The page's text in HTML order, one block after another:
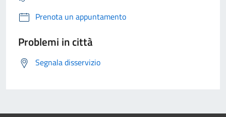
Prenota un appuntamento
Problemi in città
Segnala disservizio